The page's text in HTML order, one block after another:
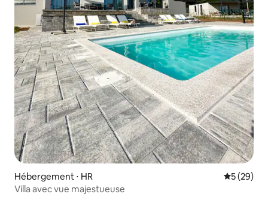
Hébergement ⋅ HR
5 (29)
Villa avec vue majestueuse